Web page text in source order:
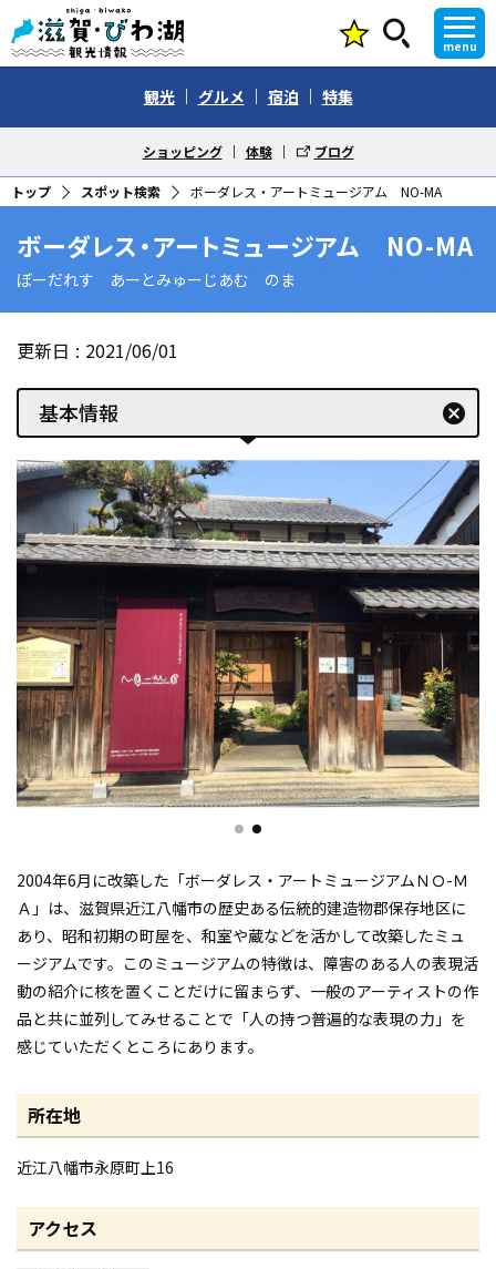
menu
観光 グルメ 宿泊 特集
ショッピング 体験 ブログ
トップ スポット検索 ボーダレス・アートミュージアム NO-MA
ボーダレス・アートミュージアム NO-MA
ぼーだれす あーとみゅーじあむ のま
更新日 2021/06/01
基本情報 cancel
2004年6月に改築した「ボーダレス・アートミュージアムＮＯ-Ｍ
Ａ」は、滋賀県近江八幡市の歴史ある伝統的建造物郡保存地区に
あり、昭和初期の町屋を、和室や蔵などを活かして改築したミュ
ージアムです。このミュージアムの特徴は、障害のある人の表現活
動の紹介に核を置くことだけに留まらず、一般のアーティストの作
品と共に並列してみせることで「人の持つ普遍的な表現の力」を
感じていただくところにあります。
所在地
近江八幡市永原町上16
アクセス